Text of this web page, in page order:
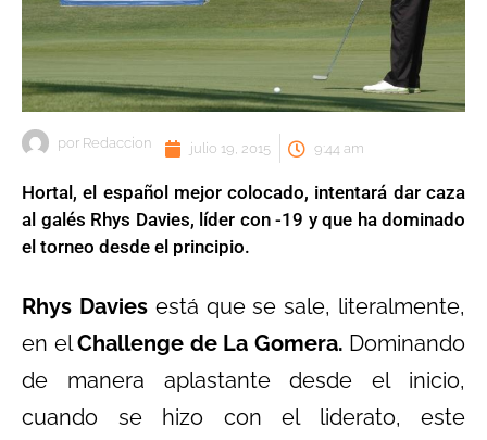
por Redaccion julio 19, 2015 9:44 am
Hortal, el español mejor colocado, intentará dar caza
al galés Rhys Davies, líder con -19 y que ha dominado
el torneo desde el principio.
Rhys Daviesestá que se sale, literalmente,
en elChallenge de La Gomera. Dominando
de manera aplastante desde el inicio,
cuando se hizo con el liderato, este